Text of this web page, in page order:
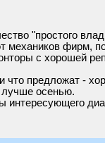
"простого
механиков фирм,
с хорошей
что предложат -
лучше осенью.
интересующего